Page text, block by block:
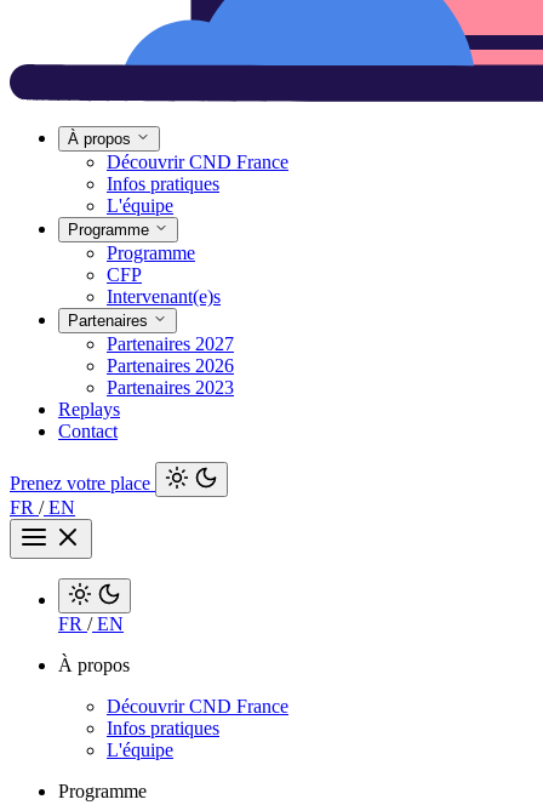
À propos
Découvrir CND France
Infos pratiques
L'équipe
Programme
Programme
CFP
Intervenant(e)s
Partenaires
Partenaires 2027
Partenaires 2026
Partenaires 2023
Replays
Contact
Prenez votre place
FR /EN
FR /EN
À propos
Découvrir CND France
Infos pratiques
L'équipe
Programme